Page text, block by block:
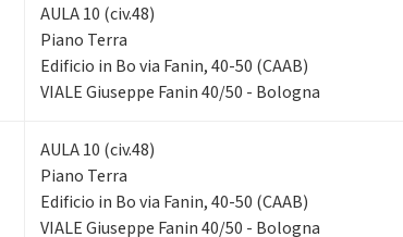
AULA 10 (civ.48)
Piano Terra
Edificio in Bo via Fanin, 40-50 (CAAB)
VIALE Giuseppe Fanin 40/50 - Bologna
AULA 10 (civ.48)
Piano Terra
Edificio in Bo via Fanin, 40-50 (CAAB)
VIALE Giuseppe Fanin 40/50 - Bologna